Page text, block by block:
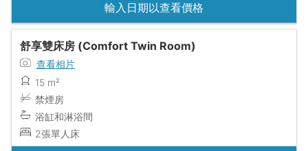
輸入日期以查看價格
舒享雙床房 (Comfort Twin Room)
查看相片
15 m²
禁煙房
浴缸和淋浴間
2張單人床